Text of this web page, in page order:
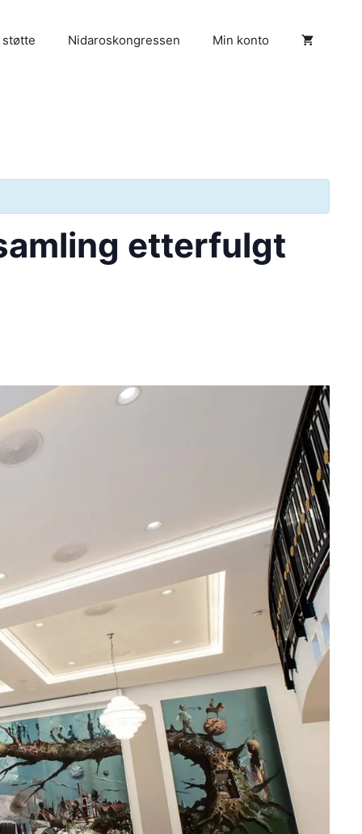
støtte Nidaroskongressen Min konto
etterfulgt